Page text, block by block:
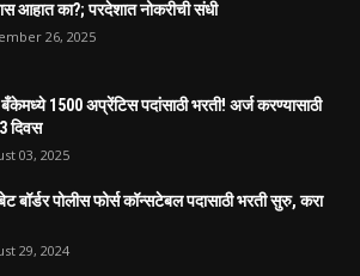
आहात का?; परदेशात नोकरीची संधी
26, 2025
1500 अप्रेंटिस पदांसाठी भरती! अर्ज करण्यासाठी
दिवस
03, 2025
बॉर्डर पोलीस फोर्स कॉन्सटेबल पदासाठी भरती सुरु, करा
29, 2024